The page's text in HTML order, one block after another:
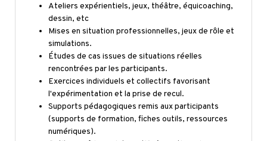
Ateliers expérientiels, jeux, théâtre, équicoaching,
dessin, etc
Mises en situation professionnelles, jeux de rôle et
simulations.
Études de cas issues de situations réelles
rencontrées par les participants.
Exercices individuels et collectifs favorisant
l'expérimentation et la prise de recul.
Supports pédagogiques remis aux participants
(supports de formation, fiches outils, ressources
numériques).